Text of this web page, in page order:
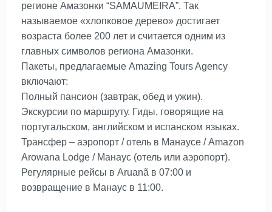
регионе Амазонки “SAMAUMEIRA”. Так
называемое «хлопковое дерево» достигает
возраста более 200 лет и считается одним из
главных символов региона Амазонки.
Пакеты, предлагаемые Amazing Tours Agency
включают:
Полный пансион (завтрак, обед и ужин).
Экскурсии по маршруту. Гиды, говорящие на
португальском, английском и испанском языках.
Трансфер – аэропорт / отель в Манаусе / Amazon
Arowana Lodge / Манаус (отель или аэропорт).
Регулярные рейсы в Aruanã в 07:00 и
возвращение в Манаус в 11:00.